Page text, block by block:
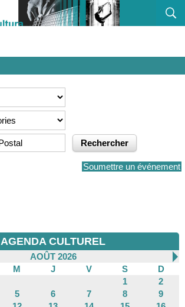
Soumettre un événement
AGENDA CULTUREL
AOÛT 2026
M J V S
D
1
2
5 6 7 8
9